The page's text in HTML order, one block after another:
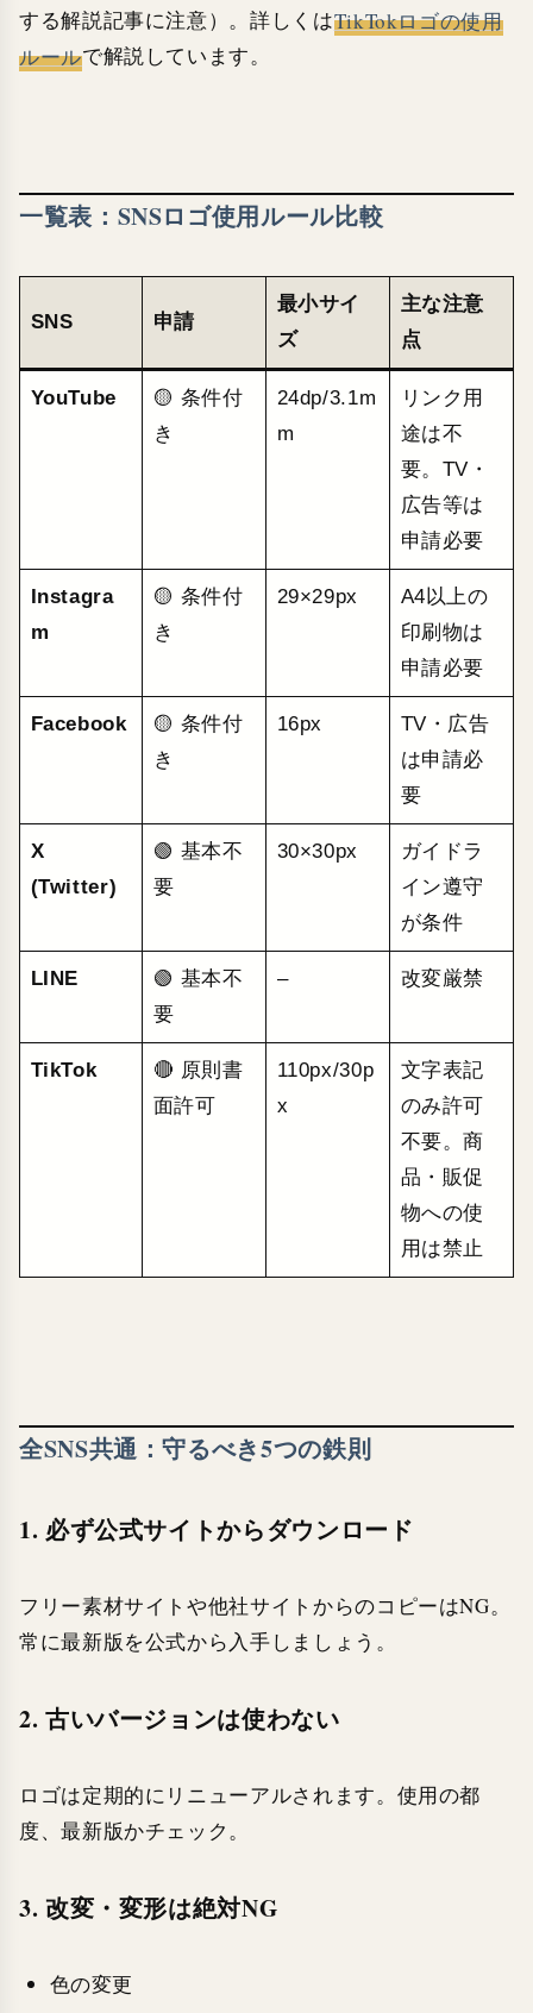
する解説記事に注意）。詳しくはTikTokロゴの使用
ルールで解説しています。
一覧表：SNSロゴ使用ルール比較
SNS 申請
最小サイ
ズ
主な注意
点
YouTube
🟡 条件付
き
24dp/3.1m
m
リンク用
途は不
要。TV・
広告等は
申請必要
Instagra
m
🟡 条件付
き
29×29px
A4以上の
印刷物は
申請必要
Facebook
🟡 条件付
き
16px
TV・広告
は申請必
要
X
(Twitter)
🟢 基本不
要
30×30px
ガイドラ
イン遵守
が条件
LINE
🟢 基本不
要
– 改変厳禁
TikTok
🔴 原則書
面許可
110px/30p
x
文字表記
のみ許可
不要。商
品・販促
物への使
用は禁止
全SNS共通：守るべき5つの鉄則
1. 必ず公式サイトからダウンロード
フリー素材サイトや他社サイトからのコピーはNG。
常に最新版を公式から入手しましょう。
2. 古いバージョンは使わない
ロゴは定期的にリニューアルされます。使用の都
度、最新版かチェック。
3. 改変・変形は絶対NG
色の変更